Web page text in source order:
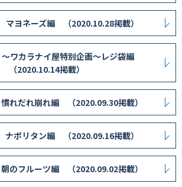
ヨネーズ編 （2020.10.28掲載）
ワカラナイ屋特別企画〜レジ袋編
（2020.10.14掲載）
れだれ崩れ編 （2020.09.30掲載）
ポリタン編 （2020.09.16掲載）
のフルーツ編 （2020.09.02掲載）